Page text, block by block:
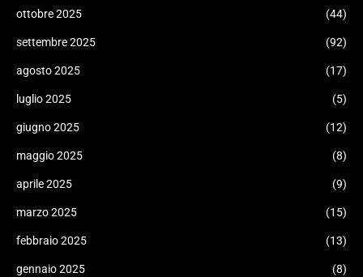
ottobre 2025 (44)
settembre 2025 (92)
agosto 2025 (17)
luglio 2025 (5)
giugno 2025 (12)
maggio 2025 (8)
aprile 2025 (9)
marzo 2025 (15)
febbraio 2025 (13)
gennaio 2025 (8)